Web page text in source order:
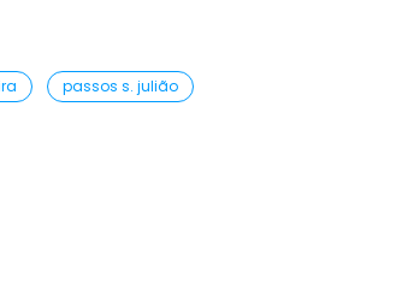
passos s. julião